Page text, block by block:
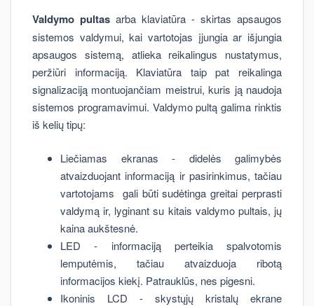
Valdymo pultas arba klaviatūra - skirtas apsaugos
sistemos valdymui, kai vartotojas įjungia ar išjungia
apsaugos sistemą, atlieka reikalingus nustatymus,
peržiūri informaciją. Klaviatūra taip pat reikalinga
signalizaciją montuojančiam meistrui, kuris ją naudoja
sistemos programavimui. Valdymo pultą galima rinktis
iš kelių tipų:
Liečiamas ekranas - didelės galimybės
atvaizduojant informaciją ir pasirinkimus, tačiau
vartotojams gali būti sudėtinga greitai perprasti
valdymą ir, lyginant su kitais valdymo pultais, jų
kaina aukštesnė.
LED - informaciją perteikia spalvotomis
lemputėmis, tačiau atvaizduoja ribotą
informacijos kiekį. Patrauklūs, nes pigesni.
Ikoninis LCD - skystųjų kristalų ekrane